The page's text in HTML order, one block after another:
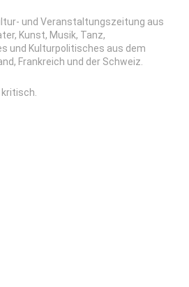
und Veranstaltungszeitung aus
Kunst, Musik, Tanz,
und Kulturpolitisches aus dem
Frankreich und der Schweiz.